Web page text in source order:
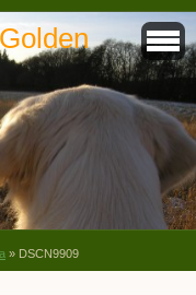
» DSCN9909